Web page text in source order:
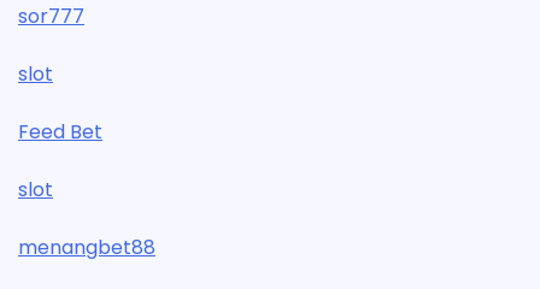
sor777
slot
Feed Bet
slot
menangbet88